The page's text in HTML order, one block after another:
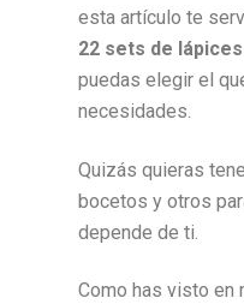
esta artículo te
22 sets de
puedas elegir el
necesidades.
Quizás quieras
bocetos y otros
depende de ti.
Como has visto en